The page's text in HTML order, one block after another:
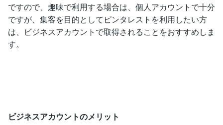
ですので、趣味で利用する場合は、個人アカウントで十分
ですが、集客を目的としてピンタレストを利用したい方
は、ビジネスアカウントで取得されることをおすすめしま
す。
ビジネスアカウントのメリット